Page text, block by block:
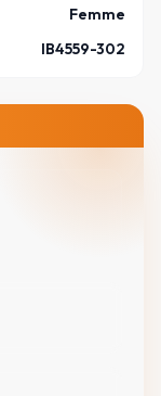
Femme
IB4559-302